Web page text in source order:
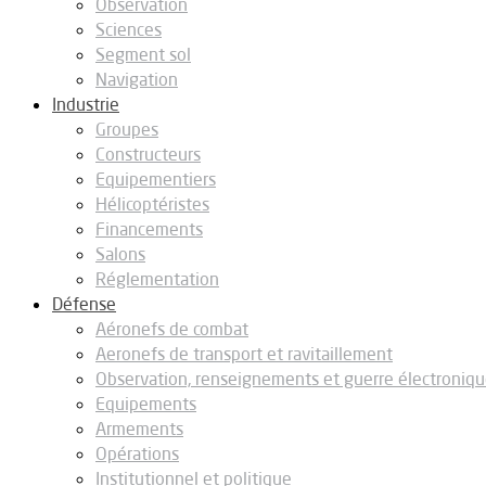
Observation
Sciences
Segment sol
Navigation
Industrie
Groupes
Constructeurs
Equipementiers
Hélicoptéristes
Financements
Salons
Réglementation
Défense
Aéronefs de combat
Aeronefs de transport et ravitaillement
Observation, renseignements et guerre
Equipements
Armements
Opérations
Institutionnel et politique